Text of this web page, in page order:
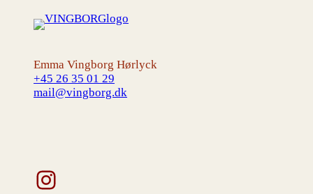
Emma Vingborg Hørlyck
+45 26 35 01 29
mail@vingborg.dk
Instagram